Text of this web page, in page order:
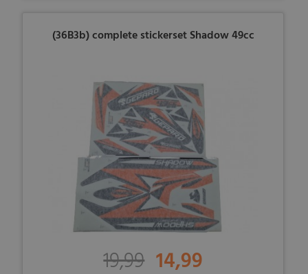
(36B3b) complete stickerset Shadow 49cc
19,99 14,99